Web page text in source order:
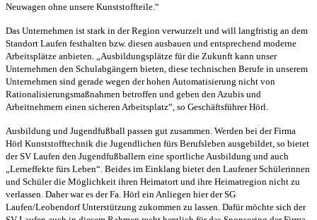
Neuwagen ohne unsere Kunststoffteile.“
Das Unternehmen ist stark in der Region verwurzelt und will langfristig an dem
Standort Laufen festhalten bzw. diesen ausbauen und entsprechend moderne
Arbeitsplätze anbieten. „Ausbildungsplätze für die Zukunft kann unser
Unternehmen den Schulabgängern bieten, diese technischen Berufe in unserem
Unternehmen sind gerade wegen der hohen Automatisierung nicht von
Rationalisierungsmaßnahmen betroffen und geben den Azubis und
Arbeitnehmern einen sicheren Arbeitsplatz“, so Geschäftsführer Hörl.
Ausbildung und Jugendfußball passen gut zusammen. Werden bei der Firma
Hörl Kunststofftechnik die Jugendlichen fürs Berufsleben ausgebildet, so bietet
der SV Laufen den Jugendfußballern eine sportliche Ausbildung und auch
„Lerneffekte fürs Leben“. Beides im Einklang bietet den Laufener Schülerinnen
und Schüler die Möglichkeit ihren Heimatort und ihre Heimatregion nicht zu
verlassen. Daher war es der Fa. Hörl ein Anliegen hier der SG
Laufen/Leobendorf Unterstützung zukommen zu lassen. Dafür möchte sich der